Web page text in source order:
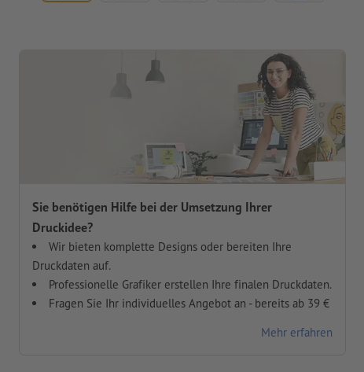
Sie benötigen Hilfe bei der Umsetzung Ihrer
Druckidee?
Wir bieten komplette Designs oder bereiten Ihre
Druckdaten auf.
Professionelle Grafiker erstellen Ihre finalen Druckdaten.
Fragen Sie Ihr individuelles Angebot an - bereits ab 39 €
Mehr erfahren